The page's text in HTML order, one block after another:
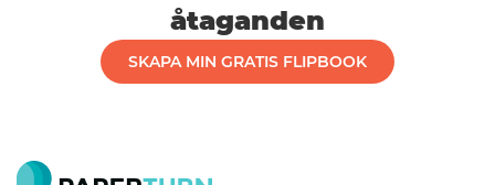
åtaganden
SKAPA MIN GRATIS FLIPBOOK